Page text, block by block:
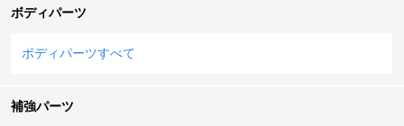
ボディパーツ
ボディパーツすべて
補強パーツ